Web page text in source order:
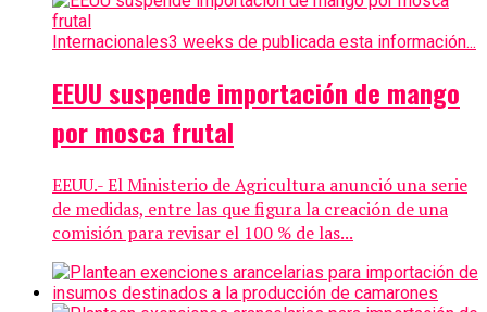
Internacionales3 weeks de publicada esta información...
EEUU suspende importación de mango
por mosca frutal
EEUU.- El Ministerio de Agricultura anunció una serie
de medidas, entre las que figura la creación de una
comisión para revisar el 100 % de las...